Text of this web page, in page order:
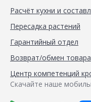
Расчёт кухни и
Пересадка растений
Гарантийный отдел
Возврат/обмен товара
Центр компетенций
Скачайте наше